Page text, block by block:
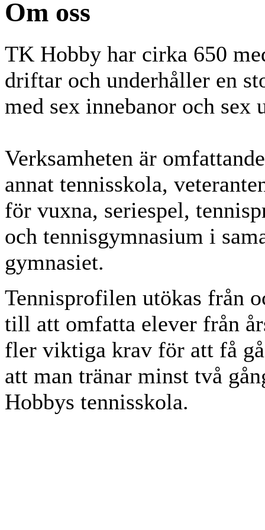
Om oss
TK Hobby har cirka 650
driftar och underhåller en
med sex innebanor och sex
Verksamheten är
annat tennisskola,
för vuxna, seriespel,
och tennisgymnasium i
gymnasiet.
Tennisprofilen utökas från
till att omfatta elever från
fler viktiga krav för att få
att man tränar minst två
Hobbys tennisskola.